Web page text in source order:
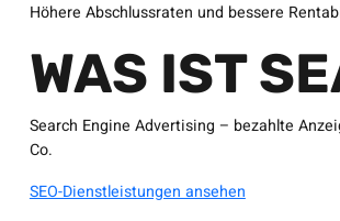
Höhere Abschlussraten und bessere
WAS IST
Search Engine Advertising – bezahlte
Co.
SEO-Dienstleistungen ansehen